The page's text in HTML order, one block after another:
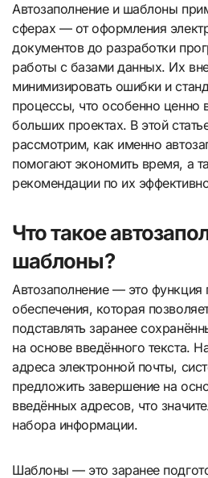
Автозаполнение и шаблоны
сферах — от оформления
документов до разработки
работы с базами данных. Их
минимизировать ошибки и
процессы, что особенно ценно
больших проектах. В этой
рассмотрим, как именно
помогают экономить время, а
рекомендации по их
Что такое
шаблоны?
Автозаполнение — это функция
обеспечения, которая
подставлять заранее
на основе введённого текста.
адреса электронной почты,
предложить завершение на
введённых адресов, что
набора информации.
Шаблоны — это заранее